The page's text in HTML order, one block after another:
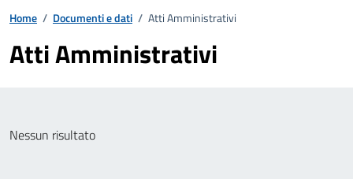
Home / Documenti e dati / Atti Amministrativi
Atti Amministrativi
Nessun risultato